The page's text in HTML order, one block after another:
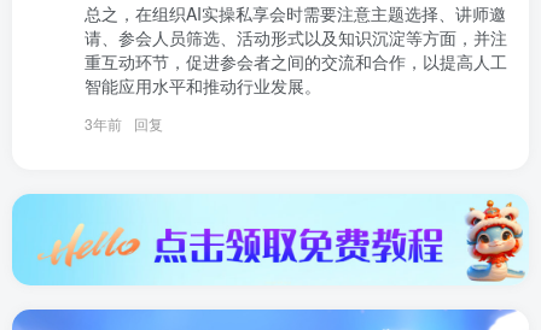
总之，在组织AI实操私享会时需要注意主题选择、讲师邀
请、参会人员筛选、活动形式以及知识沉淀等方面，并注
重互动环节，促进参会者之间的交流和合作，以提高人工
智能应用水平和推动行业发展。
3年前 回复